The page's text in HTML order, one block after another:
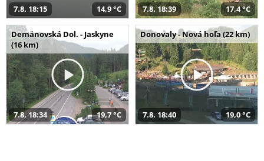
7.8. 18:15 14,9 °C 7.8. 18:39 17,4 °C
Demänovská Dol. - Jaskyne
(16 km)
7.8. 18:34 19,7 °C
Donovaly - Nová hoľa (22 km)
7.8. 18:40 19,0 °C